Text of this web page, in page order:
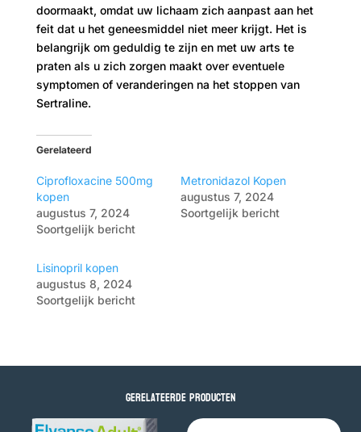
doormaakt, omdat uw lichaam zich aanpast aan het
feit dat u het geneesmiddel niet meer krijgt. Het is
belangrijk om geduldig te zijn en met uw arts te
praten als u zich zorgen maakt over eventuele
symptomen of veranderingen na het stoppen van
Sertraline.
Gerelateerd
Ciprofloxacine 500mg
kopen
augustus 7, 2024
Soortgelijk bericht
Metronidazol Kopen
augustus 7, 2024
Soortgelijk bericht
Lisinopril kopen
augustus 8, 2024
Soortgelijk bericht
Gerelateerde producten